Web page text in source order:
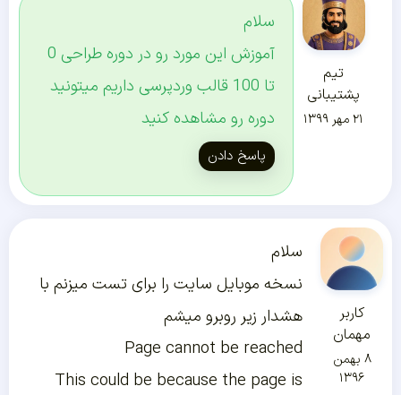
پشتیبانی
سلام
آموزش این مورد رو در دوره طراحی 0
تا 100 قالب وردپرسی داریم میتونید
دوره رو مشاهده کنید
پاسخ دادن
مهمان
۸ بهمن
سلام
نسخه موبایل سایت را برای تست میزنم با
هشدار زیر روبرو میشم
Page cannot be reached
This could be because the page is